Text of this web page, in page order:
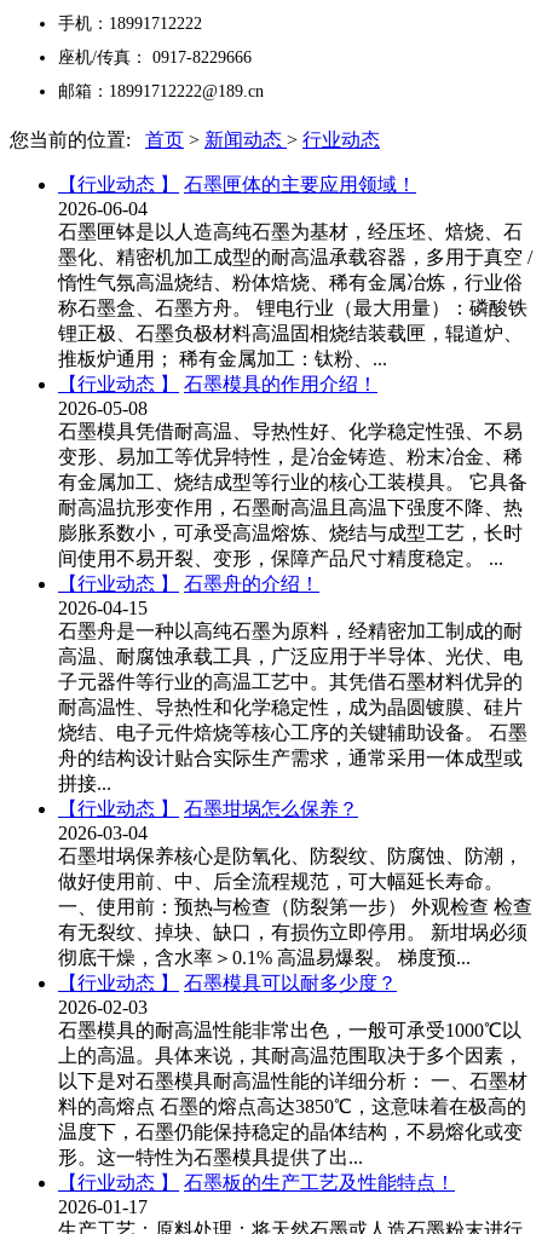
手机：18991712222
座机/传真： 0917-8229666
邮箱：18991712222@189.cn
您当前的位置: 首页 > 新闻动态 > 行业动态
【行业动态 】
石墨匣体的主要应用领域！
2026-06-04
石墨匣钵是以人造高纯石墨为基材，经压坯、焙烧、石
墨化、精密机加工成型的耐高温承载容器，多用于真空 /
惰性气氛高温烧结、粉体焙烧、稀有金属冶炼，行业俗
称石墨盒、石墨方舟。 锂电行业（最大用量）：磷酸铁
锂正极、石墨负极材料高温固相烧结装载匣，辊道炉、
推板炉通用； 稀有金属加工：钛粉、...
【行业动态 】
石墨模具的作用介绍！
2026-05-08
石墨模具凭借耐高温、导热性好、化学稳定性强、不易
变形、易加工等优异特性，是冶金铸造、粉末冶金、稀
有金属加工、烧结成型等行业的核心工装模具。 它具备
耐高温抗形变作用，石墨耐高温且高温下强度不降、热
膨胀系数小，可承受高温熔炼、烧结与成型工艺，长时
间使用不易开裂、变形，保障产品尺寸精度稳定。 ...
【行业动态 】
石墨舟的介绍！
2026-04-15
石墨舟是一种以高纯石墨为原料，经精密加工制成的耐
高温、耐腐蚀承载工具，广泛应用于半导体、光伏、电
子元器件等行业的高温工艺中。其凭借石墨材料优异的
耐高温性、导热性和化学稳定性，成为晶圆镀膜、硅片
烧结、电子元件焙烧等核心工序的关键辅助设备。 石墨
舟的结构设计贴合实际生产需求，通常采用一体成型或
拼接...
【行业动态 】
石墨坩埚怎么保养？
2026-03-04
石墨坩埚保养核心是防氧化、防裂纹、防腐蚀、防潮，
做好使用前、中、后全流程规范，可大幅延长寿命。
一、使用前：预热与检查（防裂第一步） 外观检查 检查
有无裂纹、掉块、缺口，有损伤立即停用。 新坩埚必须
彻底干燥，含水率＞0.1% 高温易爆裂。 梯度预...
【行业动态 】
石墨模具可以耐多少度？
2026-02-03
石墨模具的耐高温性能非常出色，一般可承受1000℃以
上的高温。具体来说，其耐高温范围取决于多个因素，
以下是对石墨模具耐高温性能的详细分析： 一、石墨材
料的高熔点 石墨的熔点高达3850℃，这意味着在极高的
温度下，石墨仍能保持稳定的晶体结构，不易熔化或变
形。这一特性为石墨模具提供了出...
【行业动态 】
石墨板的生产工艺及性能特点！
2026-01-17
生产工艺：原料处理：将天然石墨或人造石墨粉末进行